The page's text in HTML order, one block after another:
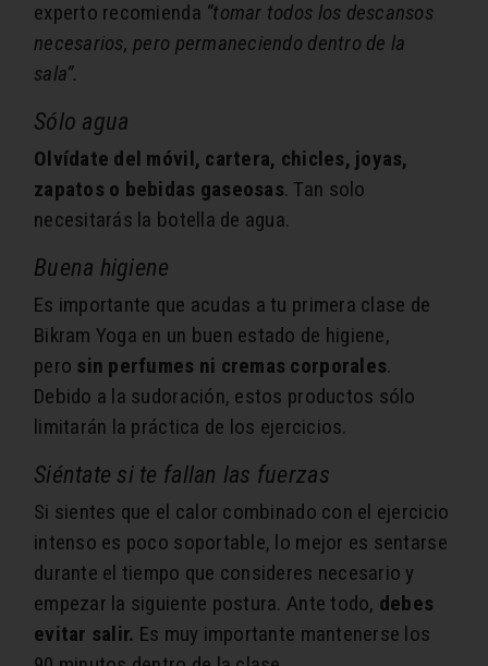
experto recomienda “tomar todos los descansos
necesarios, pero permaneciendo dentro de la
sala”.
Sólo agua
Olvídate del móvil, cartera, chicles, joyas,
zapatos o bebidas gaseosas. Tan solo
necesitarás la botella de agua.
Buena higiene
Es importante que acudas a tu primera clase de
Bikram Yoga en un buen estado de higiene,
pero sin perfumes ni cremas corporales.
Debido a la sudoración, estos productos sólo
limitarán la práctica de los ejercicios.
Siéntate si te fallan las fuerzas
Si sientes que el calor combinado con el ejercicio
intenso es poco soportable, lo mejor es sentarse
durante el tiempo que consideres necesario y
empezar la siguiente postura. Ante todo, debes
evitar salir. Es muy importante mantenerse los